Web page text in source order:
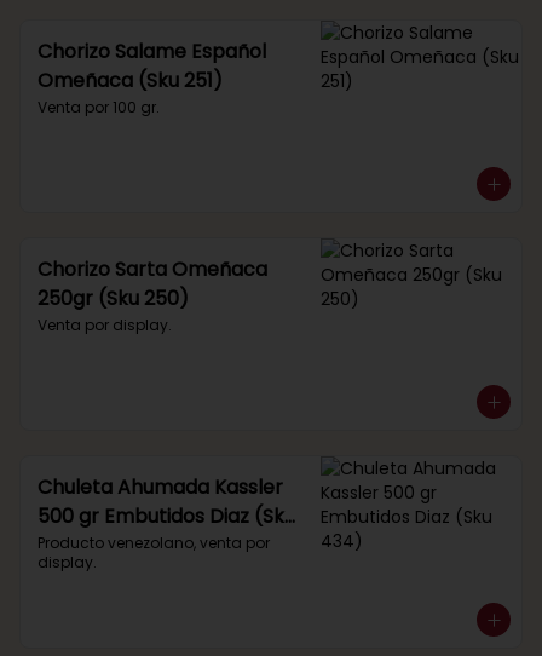
Chorizo Salame Español
Omeñaca (Sku 251)
Venta por 100 gr.
Chorizo Sarta Omeñaca
250gr (Sku 250)
Venta por display.
Chuleta Ahumada Kassler
500 gr Embutidos Diaz (Sku
434)
Producto venezolano, venta por
display.